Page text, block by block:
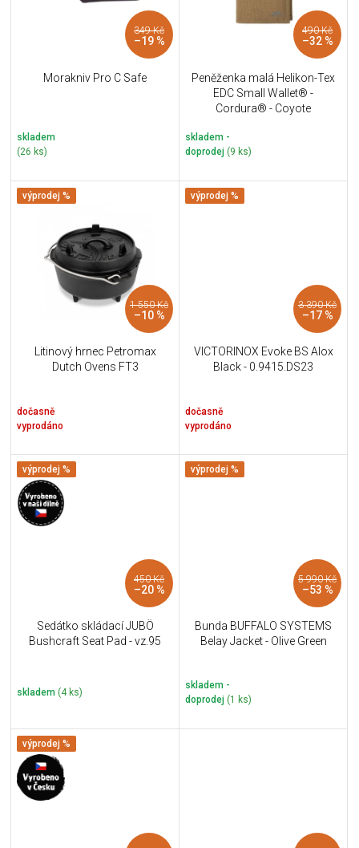
349 Kč
–19 %
Morakniv Pro C Safe
skladem
(26 ks)
490 Kč
–32 %
Peněženka malá Helikon-Tex
EDC Small Wallet® -
Cordura® - Coyote
skladem -
doprodej (9 ks)
výprodej %
1 550 Kč
–10 %
Litinový hrnec Petromax
Dutch Ovens FT3
dočasně
vyprodáno
výprodej %
3 390 Kč
–17 %
VICTORINOX Evoke BS Alox
Black - 0.9415.DS23
dočasně
vyprodáno
výprodej %
450 Kč
–20 %
Sedátko skládací JUBÖ
Bushcraft Seat Pad - vz.95
skladem (4 ks)
výprodej %
5 990 Kč
–53 %
Bunda BUFFALO SYSTEMS
Belay Jacket - Olive Green
skladem -
doprodej (1 ks)
výprodej %